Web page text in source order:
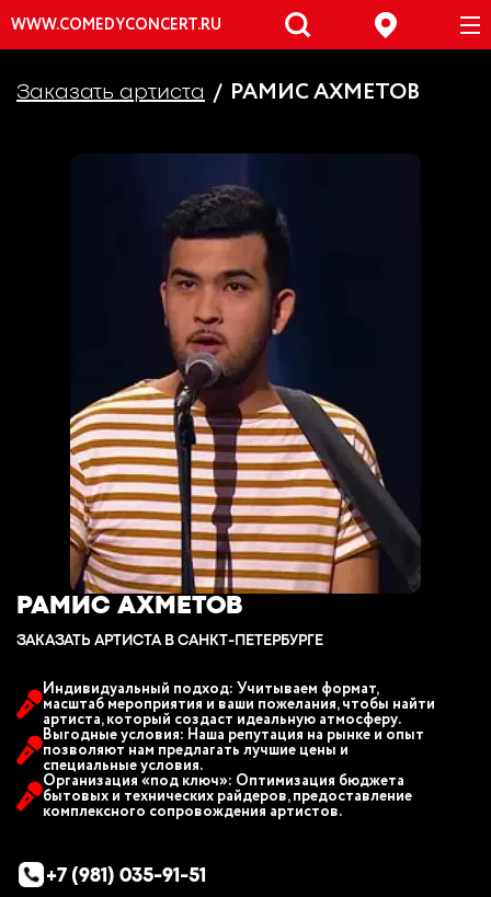
WWW.COMEDYCONCERT.RU
Заказать артиста РАМИС АХМЕТОВ
РАМИС АХМЕТОВ
ЗАКАЗАТЬ АРТИСТА В САНКТ-ПЕТЕРБУРГЕ
Индивидуальный подход: Учитываем формат,
масштаб мероприятия и ваши пожелания, чтобы найти
артиста, который создаст идеальную атмосферу.
Выгодные условия: Наша репутация на рынке и опыт
позволяют нам предлагать лучшие цены и
специальные условия.
Организация «под ключ»: Оптимизация бюджета
бытовых и технических райдеров, предоставление
комплексного сопровождения артистов.
+7 (981) 035-91-51